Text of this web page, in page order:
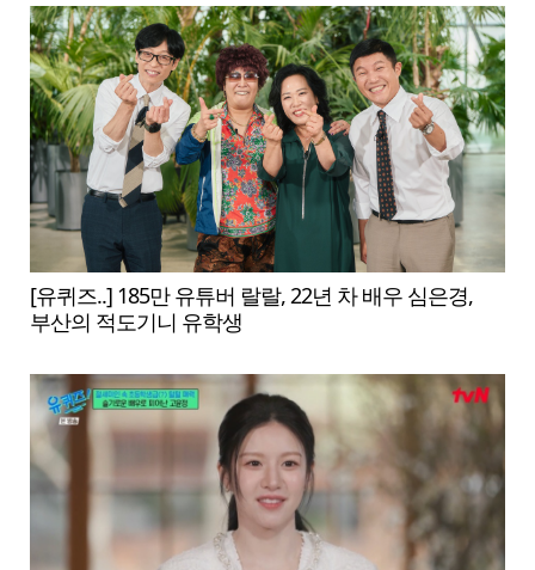
[유퀴즈..] 185만 유튜버 랄랄, 22년 차 배우 심은경,
부산의 적도기니 유학생